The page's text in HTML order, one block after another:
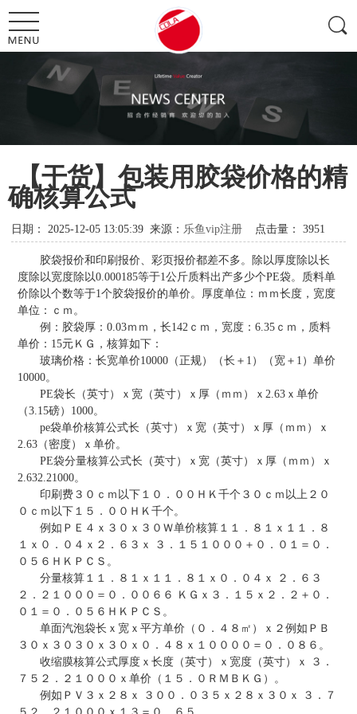
【干货】包装用胶袋价格的精
确核算公式
日期： 2025-12-05 13:05:39 来源： 乐鱼vip注册 点击量：3951
胶袋报价和印刷报价、彩页报价都差不多。除以厚度除以长
度除以宽度除以0.000185等于1公斤质料出产多少个PE袋。质料单
价除以个数等于1个胶袋报价的单价。厚度单位：ｍｍ长度，宽度
单位：ｃｍ。
例：胶袋厚：0.03ｍｍ，长142ｃｍ，宽度：6.35ｃｍ，质料
单价：15元ＫＧ，核算如下：
玻璃价格：长宽单价10000（正规）（长＋1）（宽＋1）单价
10000。
PE袋长（英寸）ｘ宽（英寸）ｘ厚（ｍｍ）ｘ2.63ｘ单价
（3.15磅）1000。
pe袋单价核算公式长（英寸）ｘ宽（英寸）ｘ厚（ｍｍ）ｘ
2.63（密度）ｘ单价。
PE袋分量核算公式长（英寸）ｘ宽（英寸）ｘ厚（ｍｍ）ｘ
2.632.21000。
印刷费３０ｃｍ以下１０．００ＨＫ千个３０ｃｍ以上２０
０ｃｍ以下１５．００ＨＫ千个。
例如ＰＥ４ｘ３０ｘ３０Ｗ单价核算１１．８１ｘ１１．８
１ｘ０．０４ｘ２．６３ｘ ３．１５１０００＋０．０１＝０．
０５６ＨＫＰＣＳ。
分量核算１１．８１ｘ１１．８１ｘ０．０４ｘ ２．６３
２．２１０００＝０．００６６ ＫＧｘ３．１５ｘ２．２＋０．
０１＝０．０５６ＨＫＰＣＳ。
单面汽泡袋长ｘ宽ｘ平方单价（０．４８㎡）ｘ２例如ＰＢ
３０ｘ３０３０ｘ３０ｘ０．４８ｘ１００００＝０．０８６。
收缩膜核算公式厚度ｘ长度（英寸）ｘ宽度（英寸）ｘ ３．
７５２．２１０００ｘ单价（１５．０ＲＭＢＫＧ）。
例如ＰＶ３ｘ２８ｘ ３００．０３５ｘ２８ｘ３０ｘ ３．７